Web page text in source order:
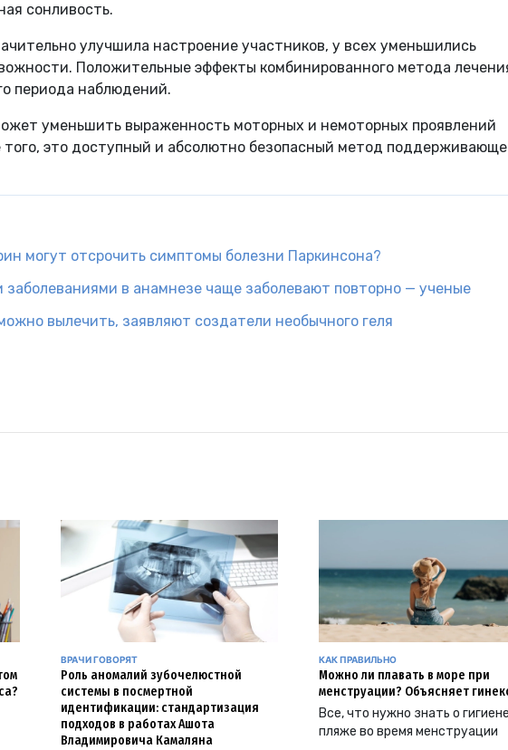
сонливость.
улучшила настроение участников, у всех уменьшились
Положительные эффекты комбинированного метода
периода наблюдений.
уменьшить выраженность моторных и немоторных проявлений
того, это доступный и абсолютно безопасный метод
могут отсрочить симптомы болезни Паркинсона?
в анамнезе чаще заболевают повторно — ученые
вылечить, заявляют создатели необычного геля
ВРАЧИ ГОВОРЯТ
Роль аномалий зубочелюстной
системы в посмертной
идентификации: стандартизация
подходов в работах Ашота
Владимировича Камаляна
КАК ПРАВИЛЬНО
Можно ли плавать в море при
менструации? Объясняет
Все, что нужно знать о
пляже во время менструации